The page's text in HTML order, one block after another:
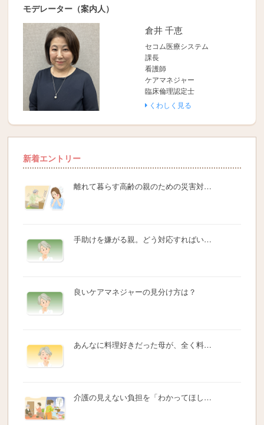
モデレーター（案内人）
倉井 千恵
セコム医療システム
課長
看護師
ケアマネジャー
臨床倫理認定士
くわしく見る
新着エントリー
離れて暮らす高齢の親のための災害対…
手助けを嫌がる親。どう対応すればい…
良いケアマネジャーの見分け方は？
あんなに料理好きだった母が、全く料…
介護の見えない負担を「わかってほし…